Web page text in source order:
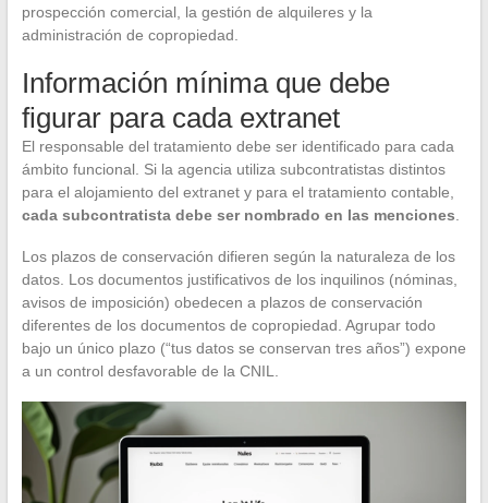
prospección comercial, la gestión de alquileres y la
administración de copropiedad.
Información mínima que debe
figurar para cada extranet
El responsable del tratamiento debe ser identificado para cada
ámbito funcional. Si la agencia utiliza subcontratistas distintos
para el alojamiento del extranet y para el tratamiento contable,
cada subcontratista debe ser nombrado en las menciones
Los plazos de conservación difieren según la naturaleza de los
datos. Los documentos justificativos de los inquilinos (nóminas,
avisos de imposición) obedecen a plazos de conservación
diferentes de los documentos de copropiedad. Agrupar todo
bajo un único plazo (“tus datos se conservan tres años”) expone
a un control desfavorable de la CNIL.